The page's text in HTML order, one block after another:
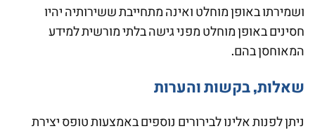
ושמירתו באופן מוחלט ואינה מתחייבת ששירותיה יהיו
חסינים באופן מוחלט מפני גישה בלתי מורשית למידע
המאוחסן בהם.
שאלות, בקשות והערות
ניתן לפנות אלינו לבירורים נוספים באמצעות טופס יצירת